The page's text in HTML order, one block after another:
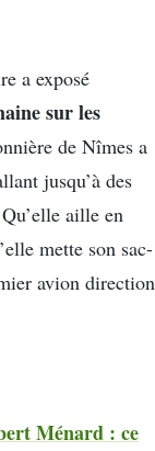
a exposé
sur les
de Nîmes a
jusqu’à des
aille en
mette son sac-
avion direction
Ménard : ce